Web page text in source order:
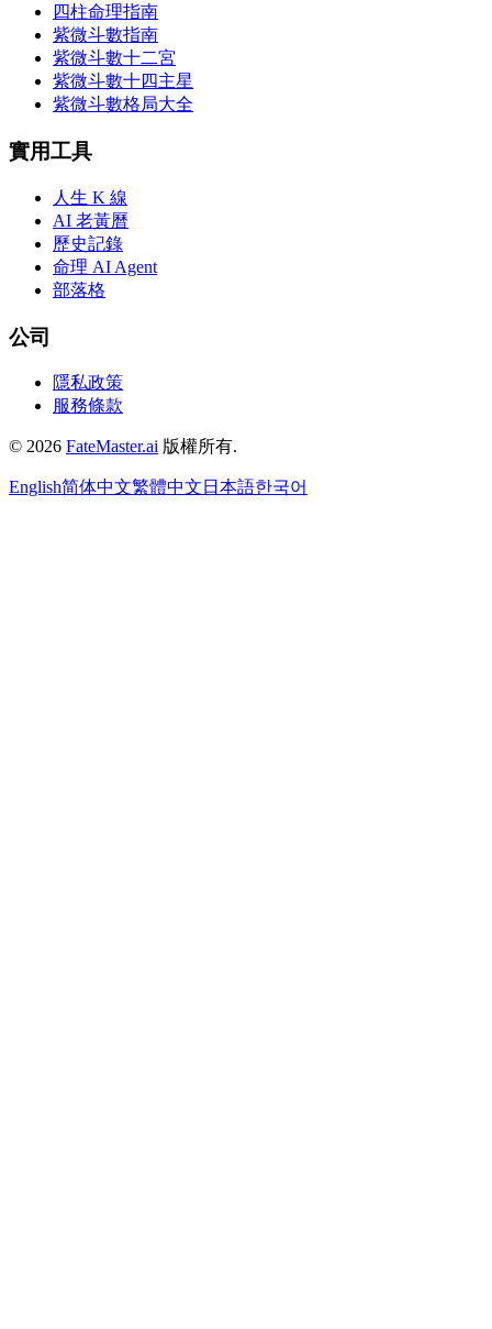
四柱命理指南
紫微斗數指南
紫微斗數十二宮
紫微斗數十四主星
紫微斗數格局大全
實用工具
人生 K 線
AI 老黃曆
歷史記錄
命理 AI Agent
部落格
公司
隱私政策
服務條款
© 2026 FateMaster.ai 版權所有.
English简体中文繁體中文 日本語한국어